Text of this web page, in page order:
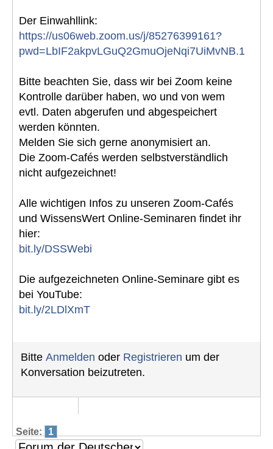
Der Einwahllink:
https://us06web.zoom.us/j/85276399161?
pwd=LbIF2akpvLGuQ2GmuOjeNqi7UiMvNB.1
Bitte beachten Sie, dass wir bei Zoom keine
Kontrolle darüber haben, wo und von wem
evtl. Daten abgerufen und abgespeichert
werden könnten.
Melden Sie sich gerne anonymisiert an.
Die Zoom-Cafés werden selbstverständlich
nicht aufgezeichnet!
Alle wichtigen Infos zu unseren Zoom-Cafés
und WissensWert Online-Seminaren findet ihr
hier:
bit.ly/DSSWebi
Die aufgezeichneten Online-Seminare gibt es
bei YouTube:
bit.ly/2LDlXmT
Bitte Anmelden oder Registrieren um der
Konversation beizutreten.
Seite: 1